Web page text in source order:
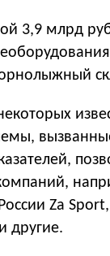
3,9 млрд
Za Sport,
другие.